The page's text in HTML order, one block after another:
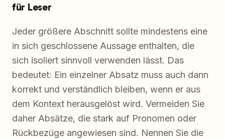
für Leser
Jeder größere Abschnitt sollte mindestens eine
in sich geschlossene Aussage enthalten, die
sich isoliert sinnvoll verwenden lässt. Das
bedeutet: Ein einzelner Absatz muss auch dann
korrekt und verständlich bleiben, wenn er aus
dem Kontext herausgelöst wird. Vermeiden Sie
daher Absätze, die stark auf Pronomen oder
Rückbezüge angewiesen sind. Nennen Sie die